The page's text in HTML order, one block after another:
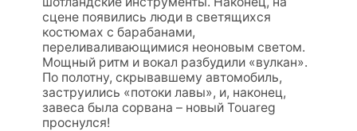
сцене появились люди в светящихся
костюмах с барабанами,
переливаливающимися неоновым светом.
Мощный ритм и вокал разбудили «вулкан».
По полотну, скрывавшему автомобиль,
заструились «потоки лавы», и, наконец,
завеса была сорвана – новый Touareg
проснулся!